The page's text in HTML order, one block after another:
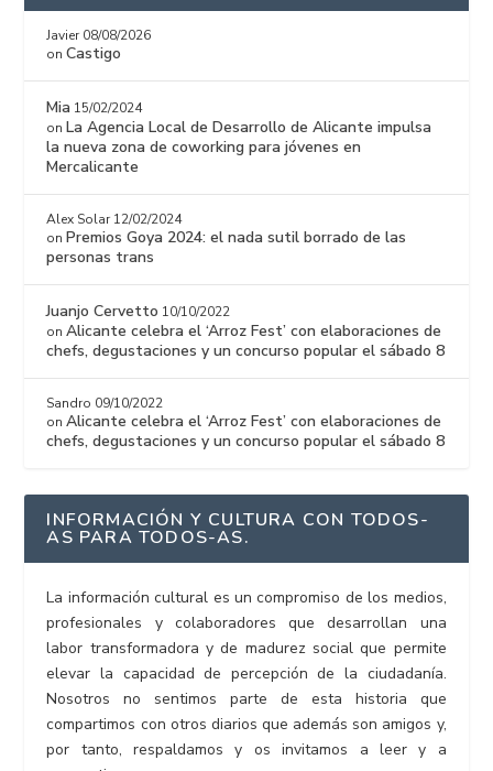
Javier 08/08/2026
onCastigo
Mia 15/02/2024
onLa Agencia Local de Desarrollo de Alicante impulsa
la nueva zona de coworking para jóvenes en
Mercalicante
Alex Solar 12/02/2024
onPremios Goya 2024: el nada sutil borrado de las
personas trans
Juanjo Cervetto 10/10/2022
onAlicante celebra el ‘Arroz Fest’ con elaboraciones de
chefs, degustaciones y un concurso popular el sábado 8
Sandro 09/10/2022
onAlicante celebra el ‘Arroz Fest’ con elaboraciones de
chefs, degustaciones y un concurso popular el sábado 8
INFORMACIÓN Y CULTURA CON TODOS-
AS PARA TODOS-AS.
La información cultural es un compromiso de los medios,
profesionales y colaboradores que desarrollan una
labor transformadora y de madurez social que permite
elevar la capacidad de percepción de la ciudadanía.
Nosotros no sentimos parte de esta historia que
compartimos con otros diarios que además son amigos y,
por tanto, respaldamos y os invitamos a leer y a